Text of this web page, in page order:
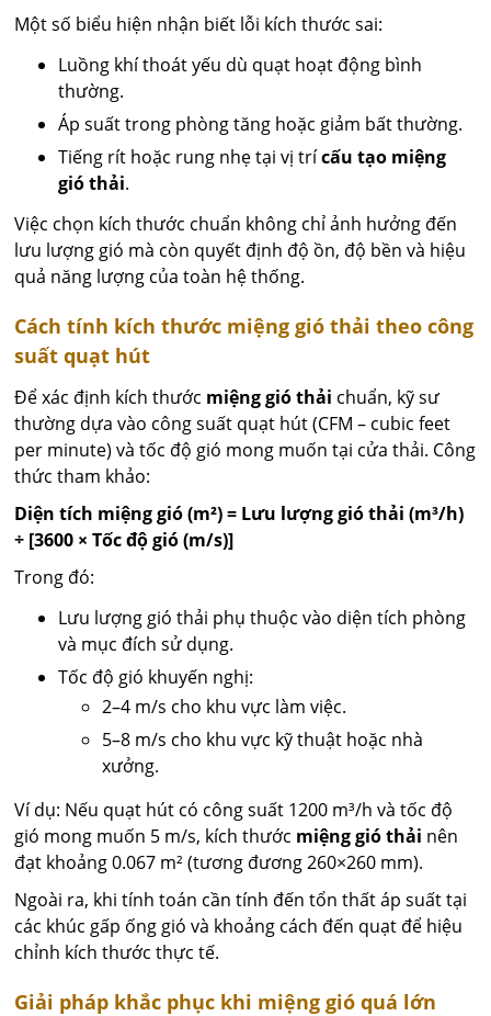
Một số biểu hiện nhận biết lỗi kích thước sai:
Luồng khí thoát yếu dù quạt hoạt động bình
thường.
Áp suất trong phòng tăng hoặc giảm bất thường.
Tiếng rít hoặc rung nhẹ tại vị trícấu tạo miệng
gió thải.
Việc chọn kích thước chuẩn không chỉ ảnh hưởng đến
lưu lượng gió mà còn quyết định độ ồn, độ bền và hiệu
quả năng lượng của toàn hệ thống.
Cách tính kích thước miệng gió thải theo công
suất quạt hút
Để xác định kích thước miệng gió thải chuẩn, kỹ sư
thường dựa vào công suất quạt hút (CFM – cubic feet
per minute) và tốc độ gió mong muốn tại cửa thải. Công
thức tham khảo:
Diện tích miệng gió (m²) = Lưu lượng gió thải (m³/h)
÷ [3600 × Tốc độ gió (m/s)]
Trong đó:
Lưu lượng gió thải phụ thuộc vào diện tích phòng
và mục đích sử dụng.
Tốc độ gió khuyến nghị:
2–4 m/s cho khu vực làm việc.
5–8 m/s cho khu vực kỹ thuật hoặc nhà
xưởng.
Ví dụ: Nếu quạt hút có công suất 1200 m³/h và tốc độ
gió mong muốn 5 m/s, kích thước miệng gió thải nên
đạt khoảng 0.067 m² (tương đương 260×260 mm).
Ngoài ra, khi tính toán cần tính đến tổn thất áp suất tại
các khúc gấp ống gió và khoảng cách đến quạt để hiệu
chỉnh kích thước thực tế.
Giải pháp khắc phục khi miệng gió quá lớn